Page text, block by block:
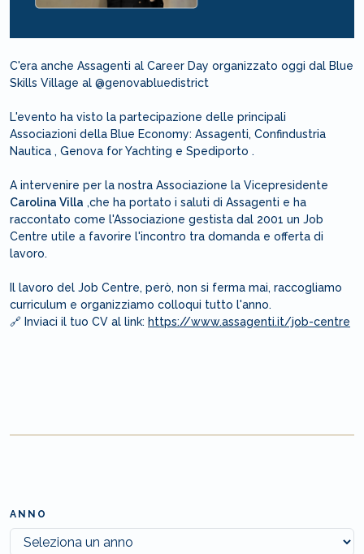
C'era anche Assagenti al Career Day organizzato oggi dal Blue
Skills Village al @genovabluedistrict
L'evento ha visto la partecipazione delle principali
Associazioni della Blue Economy: Assagenti, Confindustria
Nautica , Genova for Yachting e Spediporto .
A intervenire per la nostra Associazione la Vicepresidente
Carolina Villa ,che ha portato i saluti di Assagenti e ha
raccontato come l'Associazione gestista dal 2001 un Job
Centre utile a favorire l'incontro tra domanda e offerta di
lavoro.
Il lavoro del Job Centre, però, non si ferma mai, raccogliamo
curriculum e organizziamo colloqui tutto l'anno.
🔗 Inviaci il tuo CV al link: https://www.assagenti.it/job-centre
ANNO